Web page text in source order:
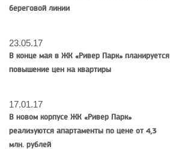
береговой линии
23.05.17
В конце мая в ЖК «Ривер Парк» планируется
повышение цен на квартиры
17.01.17
В новом корпусе ЖК «Ривер Парк»
реализуются апартаменты по цене от 4,3
млн. рублей